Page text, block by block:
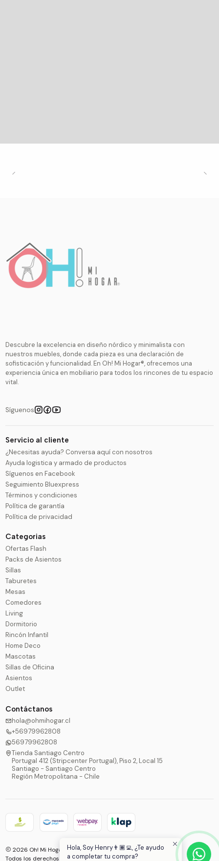
Descubre la excelencia en diseño nórdico y minimalista con
nuestros muebles, donde cada pieza es una declaración de
sofisticación y funcionalidad. En Oh! Mi Hogar®, ofrecemos una
experiencia única en mobiliario para todos los rincones de tu espacio
vital.
Síguenos
Servicio al cliente
¿Necesitas ayuda? Conversa aquí con nosotros
Ayuda logistica y armado de productos
Síguenos en Facebook
Seguimiento Bluexpress
Términos y condiciones
Política de garantía
Política de privacidad
Categorias
Ofertas Flash
Packs de Asientos
Sillas
Taburetes
Mesas
Comedores
Living
Dormitorio
Rincón Infantil
Home Deco
Mascotas
Sillas de Oficina
Asientos
Outlet
Contáctanos
hola@ohmihogar.cl
+56979962808
56979962808
Tienda Santiago Centro
Portugal 412 (Stripcenter Portugal), Piso 2, Local 15
Santiago - Santiago Centro
Región Metropolitana - Chile
2026 Oh! Mi Hogar®.
Todos los derechos reservados.Desarrollado por Jumpseller.
Hola, Soy Henry👨🏾‍💻, ¿Te ayudo
a completar tu compra?